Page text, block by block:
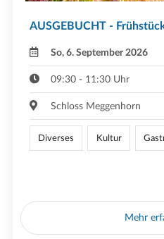
AUSGEBUCHT -
So, 6. September 2026
09:30 - 11:30 Uhr
Schloss Meggenhorn
Diverses Kultur
Mehr